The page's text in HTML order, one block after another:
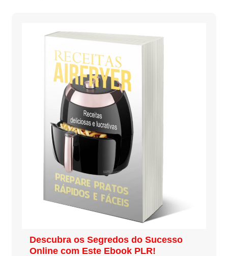
Descubra os Segredos do Sucesso
Online com Este Ebook PLR!